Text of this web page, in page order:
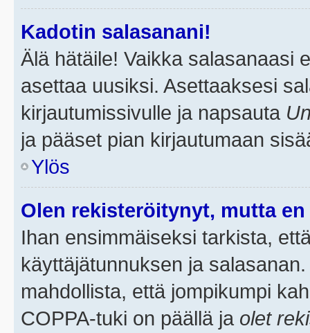
Kadotin salasanani!
Älä hätäile! Vaikka salasanaasi
asettaa uusiksi. Asettaaksesi
kirjautumissivulle ja napsauta
ja pääset pian kirjautumaan
Ylös
Olen rekisteröitynyt, mutta
Ihan ensimmäiseksi tarkista,
käyttäjätunnuksen ja
mahdollista, että jompikumpi
COPPA-tuki on päällä ja olet